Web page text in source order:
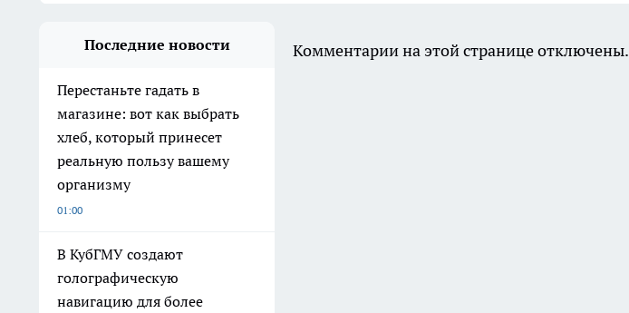
Последние новости
Перестаньте гадать в
магазине: вот как выбрать
хлеб, который принесет
реальную пользу вашему
организму
01:00
В КубГМУ создают
голографическую
навигацию для более
Комментарии на этой странице отключены.